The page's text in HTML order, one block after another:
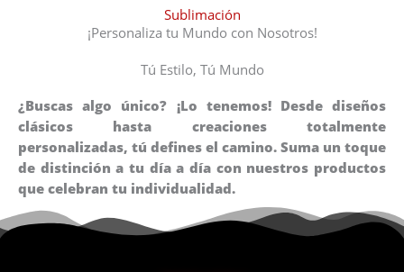
Sublimación
¡Personaliza tu Mundo con Nosotros!
Tú Estilo, Tú Mundo
¿Buscas algo único? ¡Lo tenemos! Desde diseños
clásicos hasta creaciones totalmente
personalizadas, tú defines el camino. Suma un toque
de distinción a tu día a día con nuestros productos
que celebran tu individualidad.